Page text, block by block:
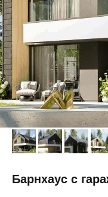
Барнхаус с